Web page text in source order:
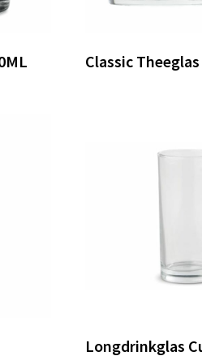
Classic
Longdrinkglas